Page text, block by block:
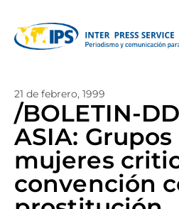
21 de febrero, 1999
/BOLETIN-
ASIA: Grupos
mujeres
convención